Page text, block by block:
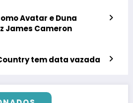
Avatar e Duna
James Cameron
tem data vazada